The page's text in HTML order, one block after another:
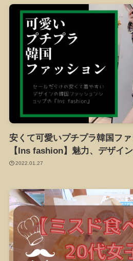
安くて可愛いプチプラ韓国フ
【Ins fashion】魅力、デザイ
2022.01.27